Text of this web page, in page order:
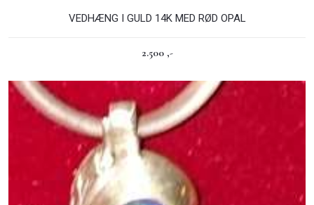
VEDHÆNG I GULD 14K MED RØD OPAL
2.500 ,-​